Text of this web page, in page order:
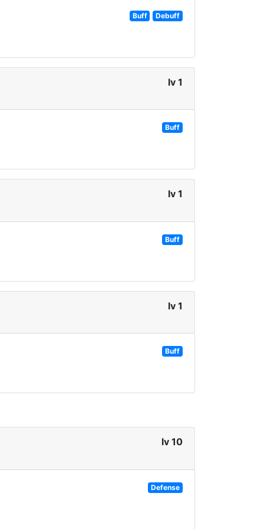
Buff Debuff
lv 1
Buff
lv 1
Buff
lv 1
Buff
lv 10
Defense